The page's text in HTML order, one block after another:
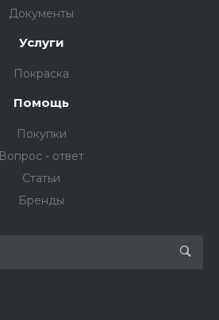
Документы
Услуги
Покраска
Помощь
Покупки
Вопрос - ответ
Статьи
Бренды